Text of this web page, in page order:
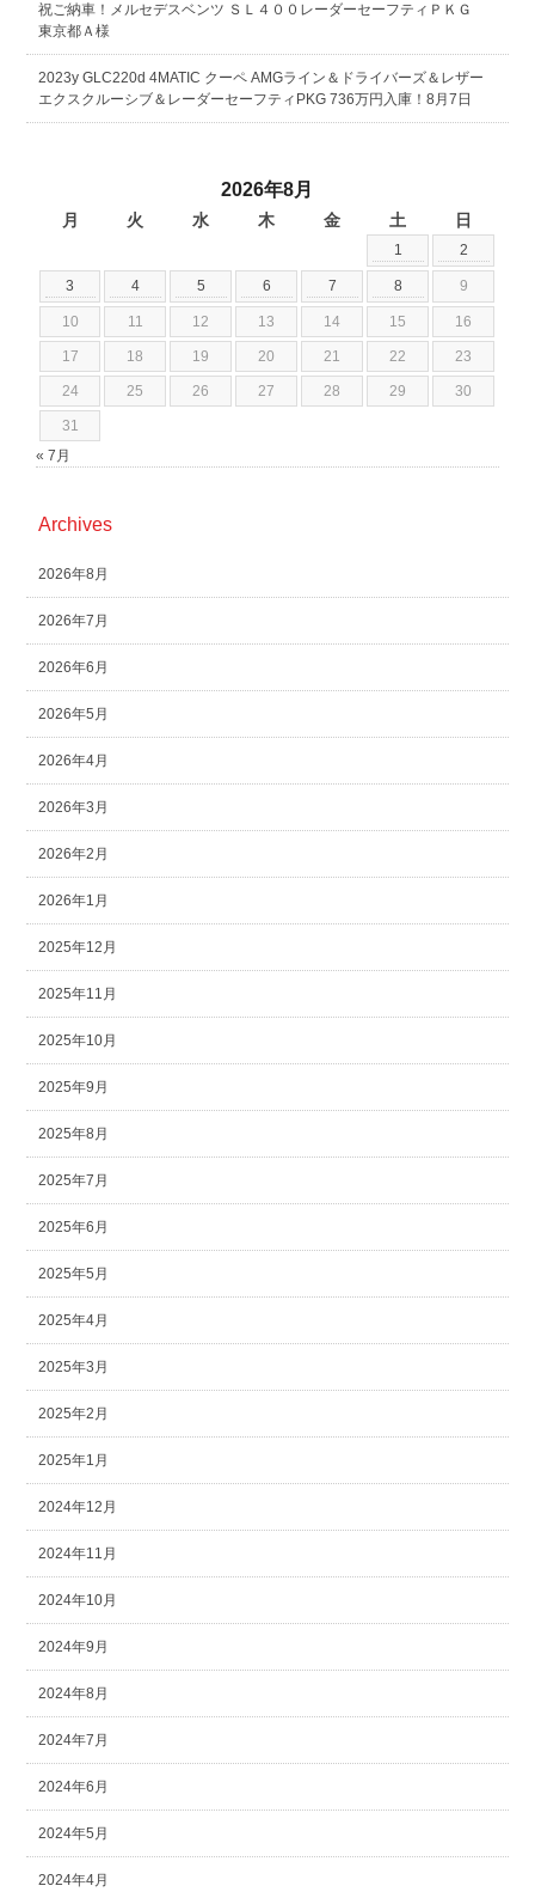
祝ご納車！メルセデスベンツ ＳＬ４００レーダーセーフティＰＫＧ
東京都Ａ様
2023y GLC220d 4MATIC クーペ AMGライン＆ドライバーズ＆レザー
エクスクルーシブ＆レーダーセーフティPKG 736万円入庫！8月7日
2026年8月
月 火 水 木 金 土 日
1 2
3 4 5 6 7 8 9
10 11 12 13 14 15 16
17 18 19 20 21 22 23
24 25 26 27 28 29 30
31
« 7月
Archives
2026年8月
2026年7月
2026年6月
2026年5月
2026年4月
2026年3月
2026年2月
2026年1月
2025年12月
2025年11月
2025年10月
2025年9月
2025年8月
2025年7月
2025年6月
2025年5月
2025年4月
2025年3月
2025年2月
2025年1月
2024年12月
2024年11月
2024年10月
2024年9月
2024年8月
2024年7月
2024年6月
2024年5月
2024年4月